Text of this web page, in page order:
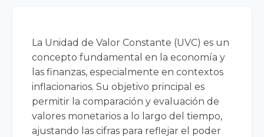
La Unidad de Valor Constante (UVC) es un
concepto fundamental en la economía y
las finanzas, especialmente en contextos
inflacionarios. Su objetivo principal es
permitir la comparación y evaluación de
valores monetarios a lo largo del tiempo,
ajustando las cifras para reflejar el poder